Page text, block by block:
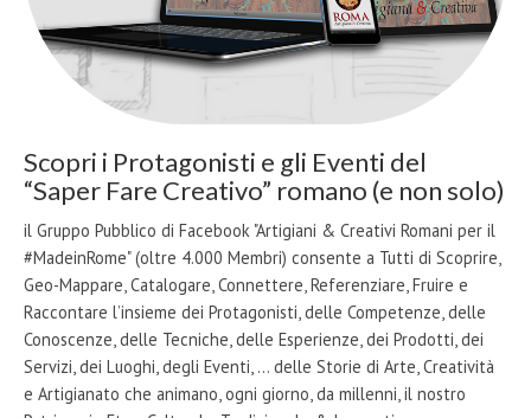
Scopri i Protagonisti e gli Eventi del
“Saper Fare Creativo” romano (e non solo)
il Gruppo Pubblico di Facebook "Artigiani & Creativi Romani per il
#MadeinRome" (oltre 4.000 Membri) consente a Tutti di Scoprire,
Geo-Mappare, Catalogare, Connettere, Referenziare, Fruire e
Raccontare l’insieme dei Protagonisti, delle Competenze, delle
Conoscenze, delle Tecniche, delle Esperienze, dei Prodotti, dei
Servizi, dei Luoghi, degli Eventi, … delle Storie di Arte, Creatività
e Artigianato che animano, ogni giorno, da millenni, il nostro